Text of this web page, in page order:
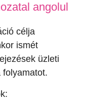
angolul
célja
ismét
üzleti
folyamatot.